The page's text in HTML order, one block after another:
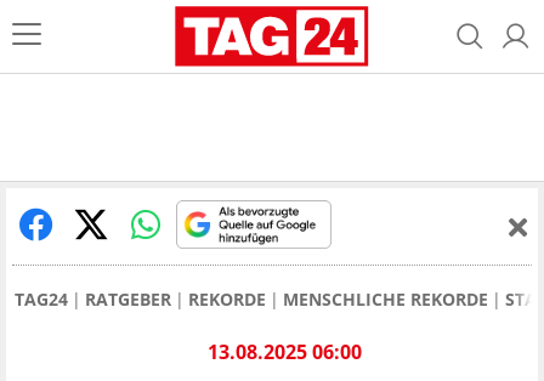
TAG24 RATGEBER REKORDE MENSCHLICHE REKORDE
13.08.2025 06:00